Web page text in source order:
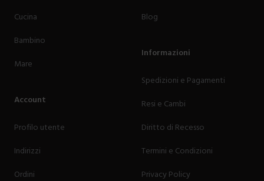
Cucina
Bambino
Mare
Account
Profilo utente
Indirizzi
Ordini
Blog
Informazioni
Spedizioni e Pagamenti
Resi e Cambi
Diritto di Recesso
Termini e Condizioni
Privacy Policy